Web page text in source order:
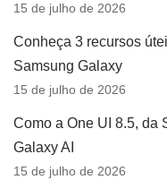
15 de julho de 2026
Conheça 3 recursos
Samsung Galaxy
15 de julho de 2026
Como a One UI 8.5, da
Galaxy AI
15 de julho de 2026